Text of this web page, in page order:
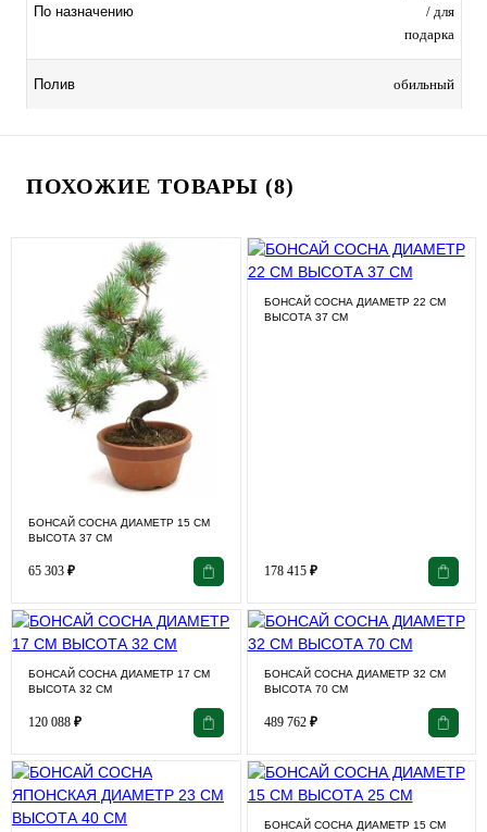
По назначению
/ для
подарка
Полив обильный
ПОХОЖИЕ ТОВАРЫ (8)
БОНСАЙ СОСНА ДИАМЕТР 15 СМ
ВЫСОТА 37 СМ
65 303 ₽
БОНСАЙ СОСНА ДИАМЕТР 22 СМ
ВЫСОТА 37 СМ
178 415 ₽
БОНСАЙ СОСНА ДИАМЕТР 17 СМ
ВЫСОТА 32 СМ
120 088 ₽
БОНСАЙ СОСНА ДИАМЕТР 32 СМ
ВЫСОТА 70 СМ
489 762 ₽
БОНСАЙ СОСНА ДИАМЕТР 15 СМ